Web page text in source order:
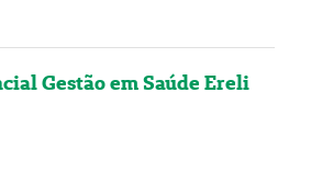
Gestão em Saúde Ereli